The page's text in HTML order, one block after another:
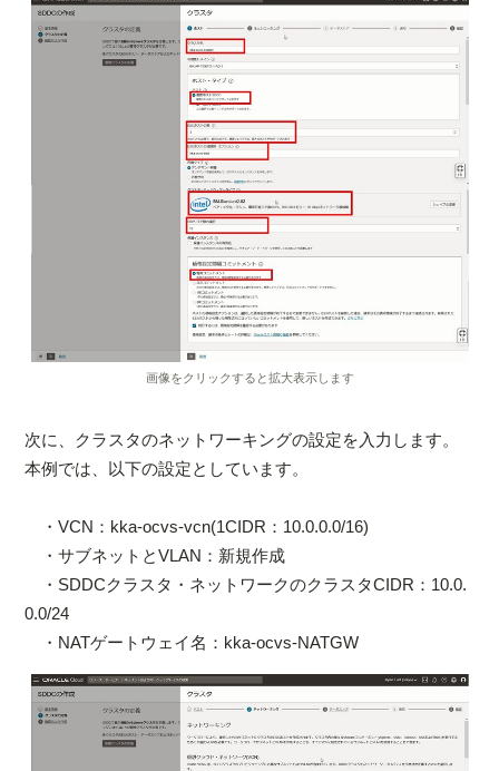
画像をクリックすると拡大表示します
次に、クラスタのネットワーキングの設定を入力します。
本例では、以下の設定としています。
・VCN：kka-ocvs-vcn(1CIDR：10.0.0.0/16)
・サブネットとVLAN：新規作成
・SDDCクラスタ・ネットワークのクラスタCIDR：10.0.
0.0/24
・NATゲートウェイ名：kka-ocvs-NATGW